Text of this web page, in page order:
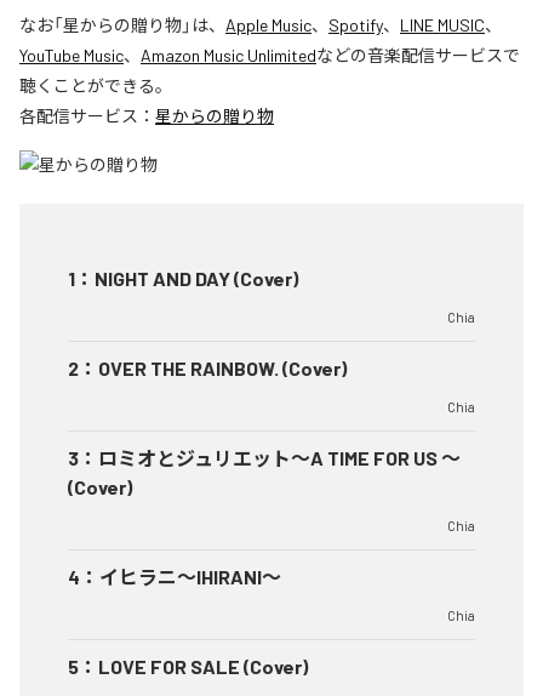
なお「星からの贈り物」は、 Apple Music、 Spotify、 LINE MUSIC、
YouTube Music、 Amazon Music Unlimitedなどの音楽配信サービスで
聴くことができる。
各配信サービス： 星からの贈り物
1 ： NIGHT AND DAY (Cover)
Chia
2 ： OVER THE RAINBOW. (Cover)
Chia
3 ： ロミオとジュリエット～A TIME FOR US ～
(Cover)
Chia
4 ： イヒラニ～IHIRANI～
Chia
5 ： LOVE FOR SALE (Cover)